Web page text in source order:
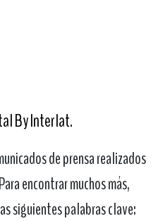
By Interlat.
de prensa realizados
encontrar muchos más,
siguientes palabras clave: